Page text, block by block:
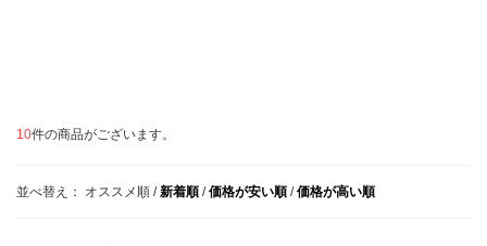
10件の商品がございます。
並べ替え： オススメ順 /新着順 /価格が安い順 /価格が高い順